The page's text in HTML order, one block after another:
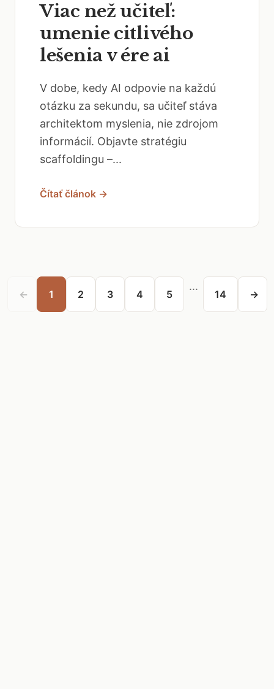
Viac než učiteľ:
umenie citlivého
lešenia v ére ai
V dobe, kedy AI odpovie na každú
otázku za sekundu, sa učiteľ stáva
architektom myslenia, nie zdrojom
informácií. Objavte stratégiu
scaffoldingu –...
Čítať článok →
← 1 2 3 4 5
...
14 →